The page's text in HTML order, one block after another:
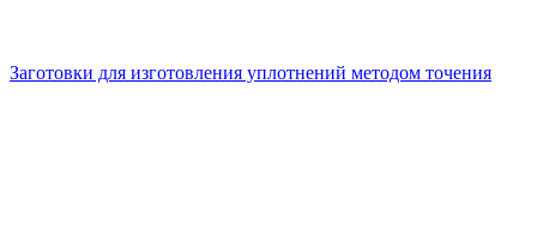
Заготовки для изготовления уплотнений методом точения